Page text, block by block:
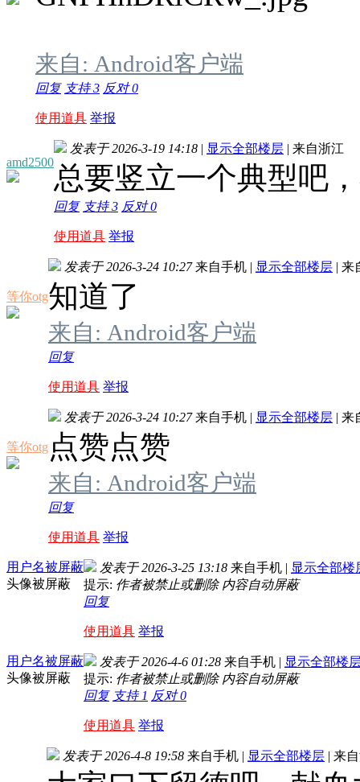
来自: Android客户端
回复 支持3 反对0
使用道具 举报
amd2500
发表于 2026-3-19 14:18 | 显示全部楼层 | 来自浙江
总要竖立一个典型吧
回复 支持3 反对0
使用道具 举报
等你otg
发表于 2026-3-24 10:27 来自手机 | 显示全部楼层 | 来
知道了
来自: Android客户端
回复
使用道具 举报
等你otg
发表于 2026-3-24 10:27 来自手机 | 显示全部楼层 | 来
点赞点赞
来自: Android客户端
回复
使用道具 举报
用户名被屏蔽
头像被屏蔽
发表于 2026-3-25 13:18 来自手机 | 显示全部楼
提示: 作者被禁止或删除 内容自动屏蔽
回复
使用道具 举报
用户名被屏蔽
头像被屏蔽
发表于 2026-4-6 01:28 来自手机 | 显示全部楼
提示: 作者被禁止或删除 内容自动屏蔽
回复 支持 1 反对0
使用道具 举报
发表于 2026-4-8 19:58 来自手机 | 显示全部楼层 | 来